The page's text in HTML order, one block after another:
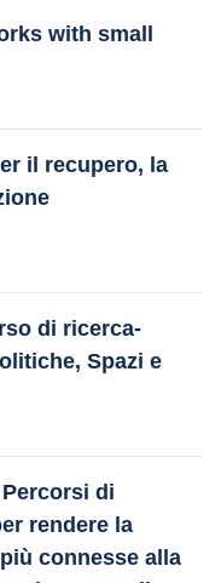
with small
il recupero, la
di ricerca-
Spazi e
di
rendere la
connesse alla